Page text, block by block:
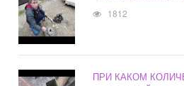
1812
ПРИ КАКОМ